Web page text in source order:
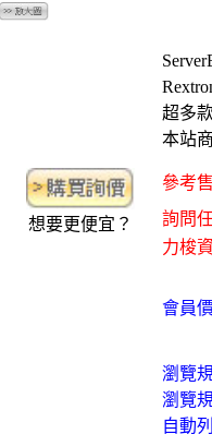
超多
本站
想要更便宜？
參考
詢問
力梭
會員
瀏覽
瀏覽
自動